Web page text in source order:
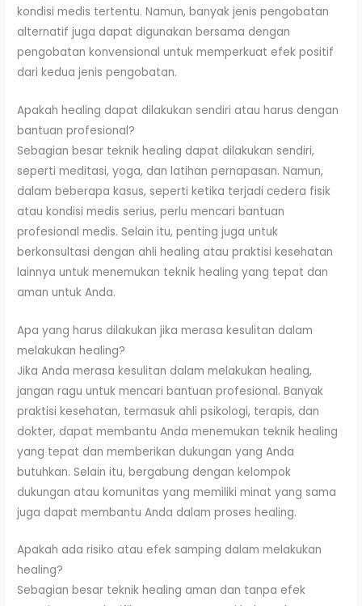
kondisi medis tertentu. Namun, banyak jenis pengobatan
alternatif juga dapat digunakan bersama dengan
pengobatan konvensional untuk memperkuat efek positif
dari kedua jenis pengobatan.
Apakah healing dapat dilakukan sendiri atau harus dengan
bantuan profesional?
Sebagian besar teknik healing dapat dilakukan sendiri,
seperti meditasi, yoga, dan latihan pernapasan. Namun,
dalam beberapa kasus, seperti ketika terjadi cedera fisik
atau kondisi medis serius, perlu mencari bantuan
profesional medis. Selain itu, penting juga untuk
berkonsultasi dengan ahli healing atau praktisi kesehatan
lainnya untuk menemukan teknik healing yang tepat dan
aman untuk Anda.
Apa yang harus dilakukan jika merasa kesulitan dalam
melakukan healing?
Jika Anda merasa kesulitan dalam melakukan healing,
jangan ragu untuk mencari bantuan profesional. Banyak
praktisi kesehatan, termasuk ahli psikologi, terapis, dan
dokter, dapat membantu Anda menemukan teknik healing
yang tepat dan memberikan dukungan yang Anda
butuhkan. Selain itu, bergabung dengan kelompok
dukungan atau komunitas yang memiliki minat yang sama
juga dapat membantu Anda dalam proses healing.
Apakah ada risiko atau efek samping dalam melakukan
healing?
Sebagian besar teknik healing aman dan tanpa efek